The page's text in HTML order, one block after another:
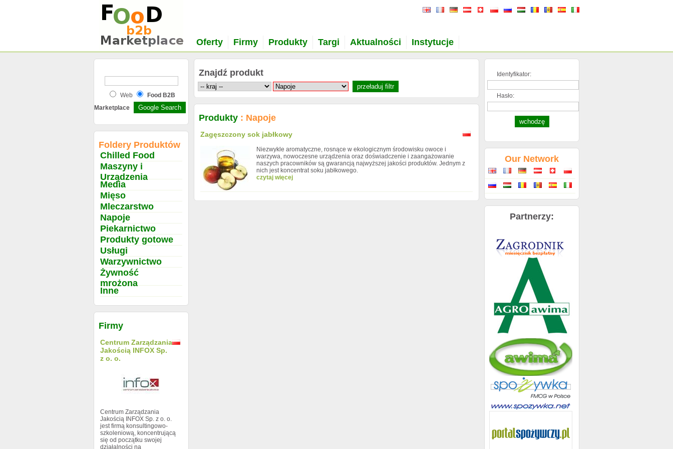
Oferty Firmy Produkty Targi Aktualności Instytucje
Identyfikator:
Hasło:
Our Network
Partnerzy:
Web
Food B2B
Marketplace
Foldery Produktów
Chilled Food
Maszyny i
Urządzenia
Media
Mięso
Mleczarstwo
Napoje
Piekarnictwo
Produkty gotowe
Usługi
Warzywnictwo
Żywność
mrożona
Inne
Firmy
Centrum Zarządzania
Jakością INFOX Sp.
z o. o.
Centrum Zarządzania
Jakością INFOX Sp. z o. o.
jest firmą konsultingowo-
szkoleniową, koncentrującą
się od początku swojej
działalności na
Znajdź produkt
Produkty : Napoje
Zagęszczony sok jabłkowy
Niezwykle aromatyczne, rosnące w ekologicznym środowisku owoce i
warzywa, nowoczesne urządzenia oraz doświadczenie i zaangażowanie
naszych pracowników są gwarancją najwyższej jakości produktów. Jednym z
nich jest koncentrat soku jabłkowego.
czytaj więcej